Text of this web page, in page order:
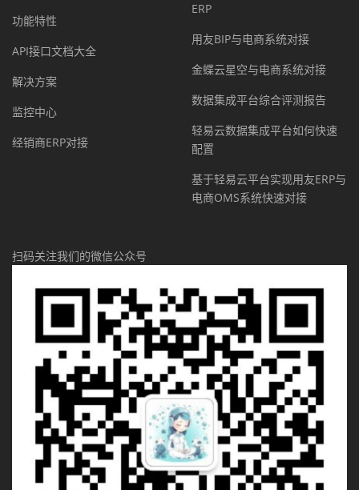
功能特性
API接口文档大全
解决方案
监控中心
经销商ERP对接
ERP
用友BIP与电商系统对接
金蝶云星空与电商系统对接
数据集成平台综合评测报告
轻易云数据集成平台如何快速
配置
基于轻易云平台实现用友ERP与
电商OMS系统快速对接
扫码关注我们的微信公众号